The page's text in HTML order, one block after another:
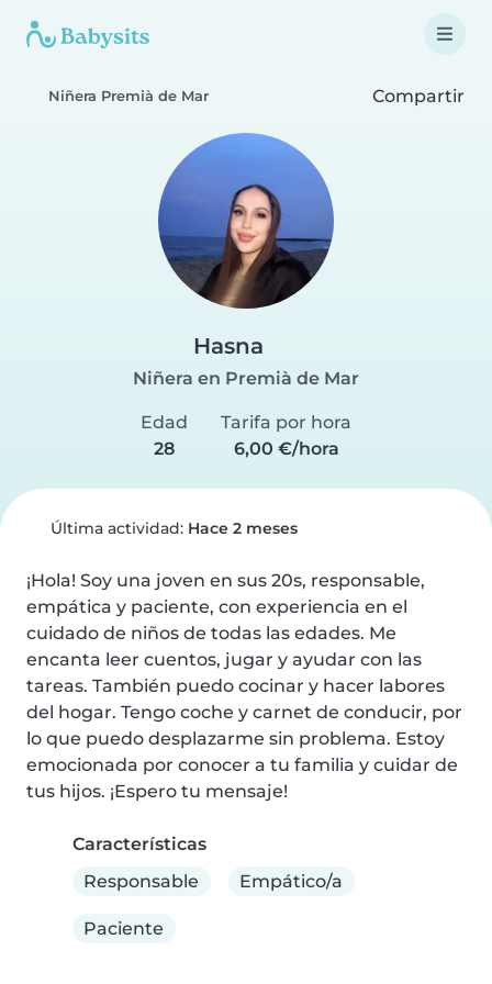
Niñera Premià de Mar Compartir
Hasna
Niñera en Premià de Mar
Edad
28
Tarifa por hora
6,00 €/hora
Última actividad: Hace 2 meses
¡Hola! Soy una joven en sus 20s, responsable,
empática y paciente, con experiencia en el
cuidado de niños de todas las edades. Me
encanta leer cuentos, jugar y ayudar con las
tareas. También puedo cocinar y hacer labores
del hogar. Tengo coche y carnet de conducir, por
lo que puedo desplazarme sin problema. Estoy
emocionada por conocer a tu familia y cuidar de
tus hijos. ¡Espero tu mensaje!
Características
Responsable
Empático/a
Paciente